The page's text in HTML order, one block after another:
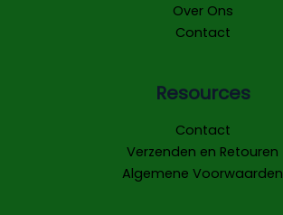
Over Ons
Contact
Resources
Contact
Verzenden en Retouren
Algemene Voorwaarden